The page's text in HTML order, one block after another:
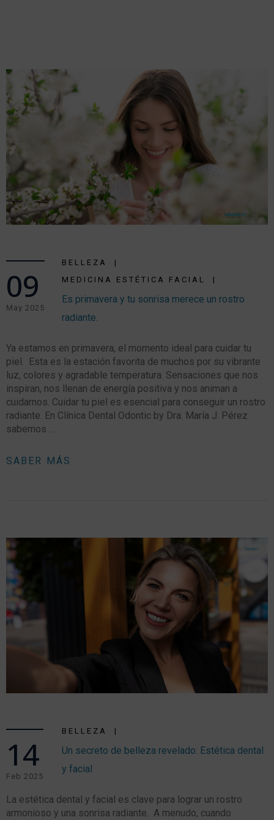
09
May 2025
BELLEZA
MEDICINA ESTÉTICA FACIAL
Es primavera y tu sonrisa merece un rostro
radiante.
Ya estamos en primavera, el momento ideal para cuidar tu
piel. Esta es la estación favorita de muchos por su vibrante
luz, colores y agradable temperatura. Sensaciones que nos
inspiran, nos llenan de energía positiva y nos animan a
cuidarnos. Cuidar tu piel es esencial para conseguir un rostro
radiante. En Clínica Dental Odontic by Dra. María J. Pérez
sabemos …
SABER MÁS
14
Feb 2025
BELLEZA
Un secreto de belleza revelado: Estética dental
y facial
La estética dental y facial es clave para lograr un rostro
armonioso y una sonrisa radiante. A menudo, cuando